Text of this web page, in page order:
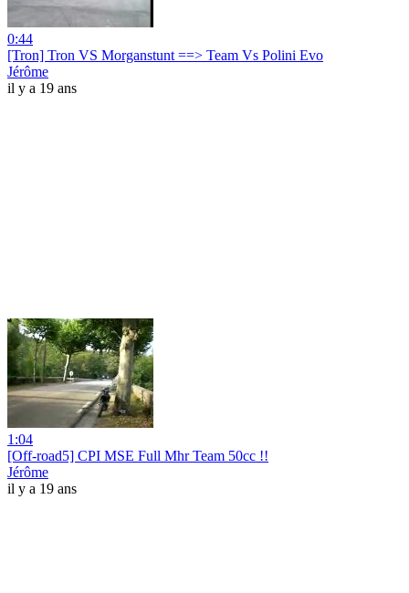
0:44
[Tron] Tron VS Morganstunt ==> Team Vs Polini Evo
Jérôme
il y a 19 ans
1:04
[Off-road5] CPI MSE Full Mhr Team 50cc !!
Jérôme
il y a 19 ans